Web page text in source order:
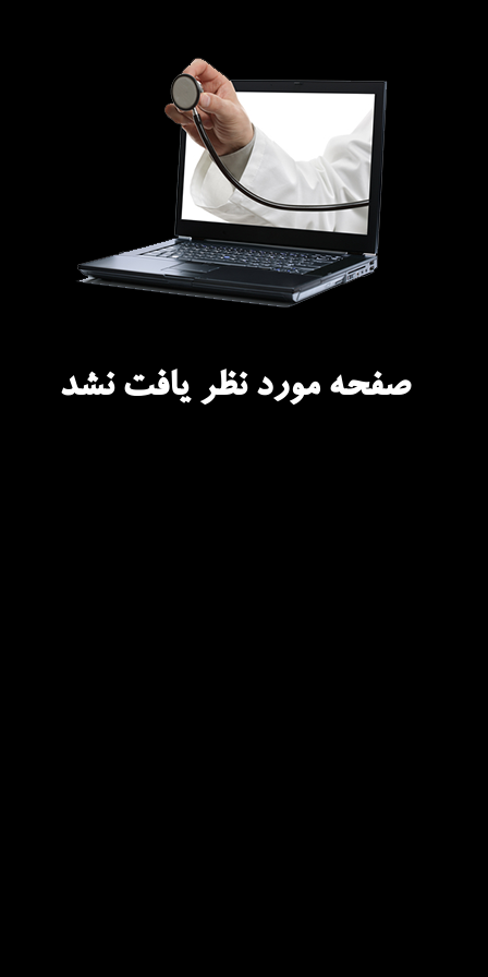
صفحه مورد نظر یافت نشد